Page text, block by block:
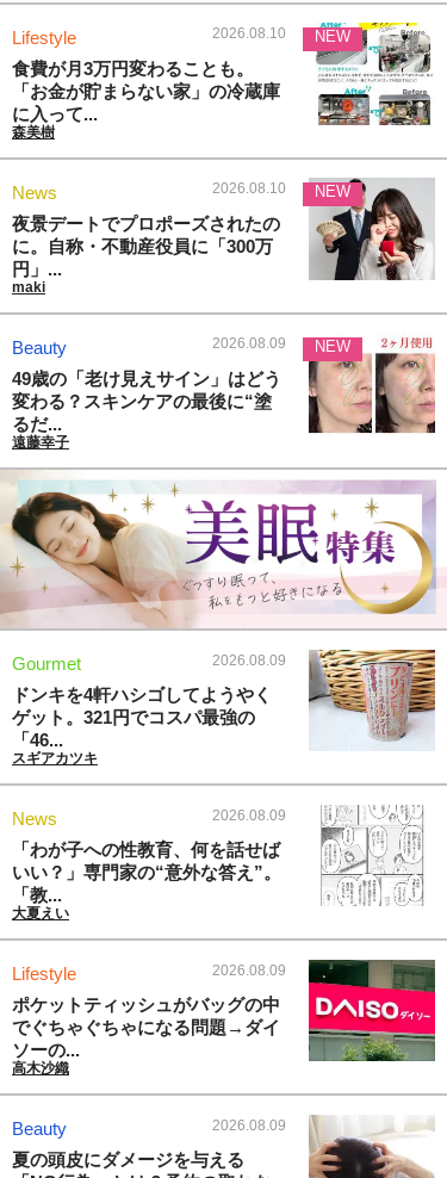
Lifestyle 2026.08.10
食費が月3万円変わることも。
「お金が貯まらない家」の冷蔵庫
に入って...
森美樹
NEW
News 2026.08.10
夜景デートでプロポーズされたの
に。自称・不動産役員に「300万
円」...
maki
NEW
Beauty 2026.08.09
49歳の「老け見えサイン」はどう
変わる？スキンケアの最後に“塗
るだ...
遠藤幸子
NEW
Gourmet 2026.08.09
ドンキを4軒ハシゴしてようやく
ゲット。321円でコスパ最強の
「46...
スギアカツキ
News 2026.08.09
「わが子への性教育、何を話せば
いい？」専門家の“意外な答え”。
「教...
大夏えい
Lifestyle 2026.08.09
ポケットティッシュがバッグの中
でぐちゃぐちゃになる問題→ダイ
ソーの...
高木沙織
Beauty 2026.08.09
夏の頭皮にダメージを与える